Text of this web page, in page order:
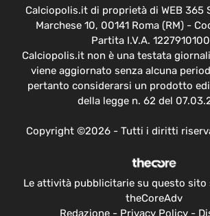
Calciopolis.it di proprietà di WEB 365
Marchese 10, 00141 Roma (RM) -
Partita I.V.A.
Calciopolis.it non è una testata
viene aggiornato senza alcuna
pertanto considerarsi un prodotto
della legge n. 62 del
Copyright ©2026 - Tutti i diritti
Le attività pubblicitarie su questo sito
theCoreAdv